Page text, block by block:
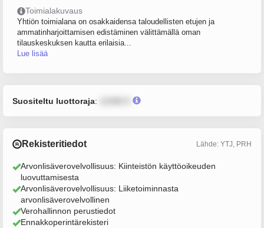
Toimialakuvaus
Yhtiön toimialana on osakkaidensa taloudellisten etujen ja
ammatinharjoittamisen edistäminen välittämällä oman
tilauskeskuksen kautta erilaisia...
Lue lisää
Suositeltu luottoraja:
Rekisteritiedot Lähde: YTJ, PRH
Arvonlisäverovelvollisuus: Kiinteistön käyttöoikeuden
luovuttamisesta
Arvonlisäverovelvollisuus: Liiketoiminnasta
arvonlisäverovelvollinen
Verohallinnon perustiedot
Ennakkoperintärekisteri